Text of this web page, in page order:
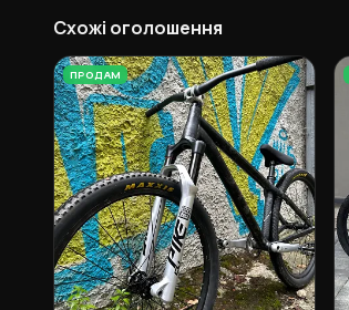
Схожі оголошення
ПРОДАМ